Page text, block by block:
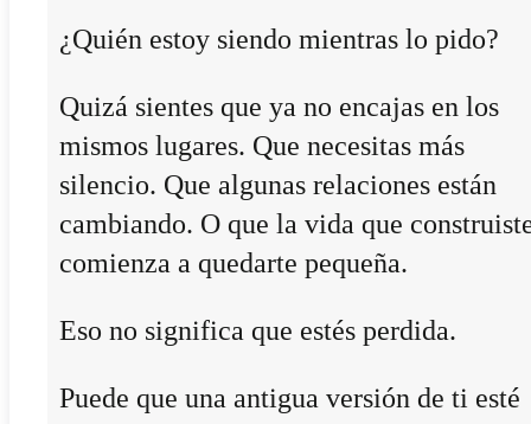
¿Quién estoy siendo mientras lo pido?
Quizá sientes que ya no encajas en los
mismos lugares. Que necesitas más
silencio. Que algunas relaciones están
cambiando. O que la vida que
comienza a quedarte pequeña.
Eso no significa que estés perdida.
Puede que una antigua versión de ti esté